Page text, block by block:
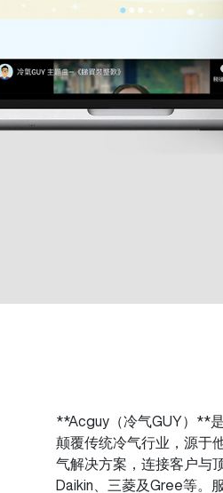
**Acguy（冷气GUY）**
颠覆传统冷气行业，源于
气解决方案，连接客户与
Daikin、三菱及Gree等。